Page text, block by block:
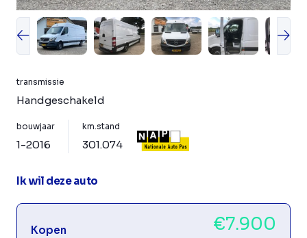
transmissie
Handgeschakeld
bouwjaar
1-2016
km.stand
301.074
Ik wil deze auto
Kopen €7.900